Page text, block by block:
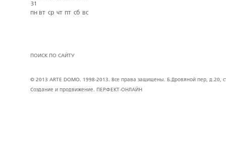
31
пн вт ср чт пт сб вс
ПОИСК ПО САЙТУ
© 2013 ARTE DOMO. 1998-2013. Все права защищены. Б.Дровяной пер, д.20,
Создание и продвижение.
ПЕРФЕКТ-ОНЛАЙН